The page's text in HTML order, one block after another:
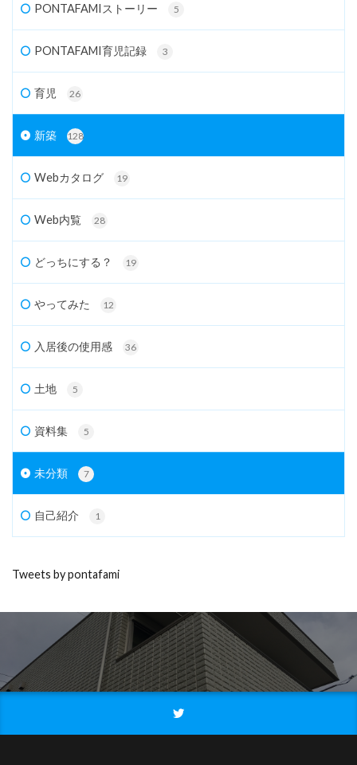
PONTAFAMIストーリー 5
PONTAFAMI育児記録 3
育児 26
新築 128
Webカタログ 19
Web内覧 28
どっちにする？ 19
やってみた 12
入居後の使用感 36
土地 5
資料集 5
未分類 7
自己紹介 1
Tweets by pontafami